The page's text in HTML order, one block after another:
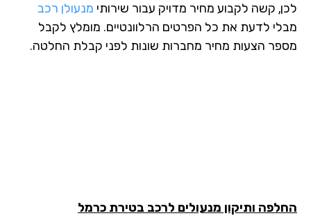
קשה לקבוע מחיר מדויק עבור שירותימנעולן רכב
לדעת את כל הפרטים הרלוונטיים. מומלץ לקבל
הצעות מחיר מחברות שונות לפני קבלת החלטה.
ותיקון מנעולים לרכבבטירת כרמל